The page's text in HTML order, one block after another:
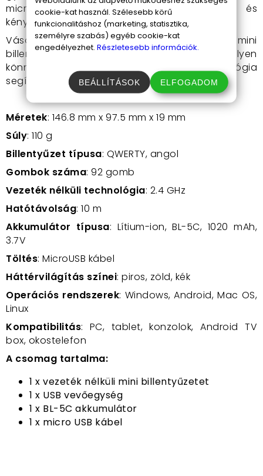
microUSB kábellel történik, ami praktikus és
kényelmes megoldás.
Vásárold meg most ezt a vezeték nélküli mini
billentyűzet touchpaddal, és fedezd fel, milyen
könnyűvé válik az életed a technológia
segítségével!
Méretek: 146.8 mm x 97.5 mm x 19 mm
Súly: 110 g
Billentyűzet típusa: QWERTY, angol
Gombok száma: 92 gomb
Vezeték nélküli technológia: 2.4 GHz
Hatótávolság: 10 m
Akkumulátor típusa: Lítium-ion, BL-5C, 1020 mAh,
3.7V
Töltés: MicroUSB kábel
Háttérvilágítás színei: piros, zöld, kék
Operációs rendszerek: Windows, Android, Mac OS,
Linux
Kompatibilitás: PC, tablet, konzolok, Android TV
box, okostelefon
A csomag tartalma:
1 x vezeték nélküli mini billentyűzetet
1 x USB vevőegység
1 x BL-5C akkumulátor
1 x micro USB kábel
cookie-kat használ. Szélesebb körű
funkcionalitáshoz (marketing, statisztika,
személyre szabás) egyéb cookie-kat
engedélyezhet. Részletesebb információk.
BEÁLLÍTÁSOK ELFOGADOM